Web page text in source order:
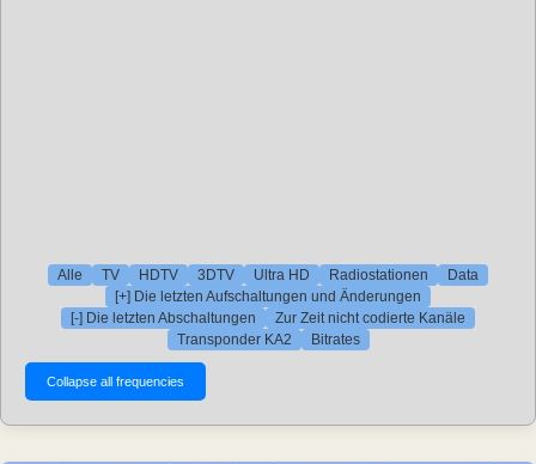
Alle TV HDTV 3DTV Ultra HD Radiostationen
Data
[+] Die letzten Aufschaltungen und Änderungen
[-] Die letzten Abschaltungen
Zur Zeit nicht codierte Kanäle
Transponder KA2
Bitrates